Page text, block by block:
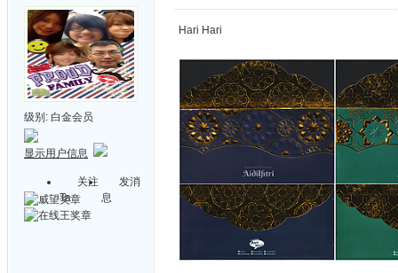
级别: 白金会员
显示用户信息
关注
Ta
发消
息
Hari Hari